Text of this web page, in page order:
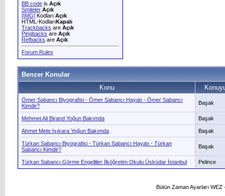
BB code is Açık
Smileler Açık
[IMG] Kodları Açık
HTML-KodlarıKapalı
Trackbacks are Açık
Pingbacks are Açık
Refbacks are Açık
Forum Rules
Benzer Konular
Konu
Ömer Sabancı Biyografisi - Ömer Sabancı Hayatı - Ömer Sabancı
Kimdir?
Başak
Mehmet Ali Birand Yoğun Bakımda Başak
Ahmet Mete Işıkara Yoğun Bakımda Başak
Türkan Sabancı Biyografisi - Türkan Sabancı Hayatı - Türkan
Sabancı Kimdir?
Başak
Türkan Sabancı Görme Engelliler İlköğretim Okulu Üsküdar İstanbul Pelince
Bütün Zaman Ayarları